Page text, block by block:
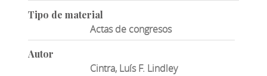
Tipo de material
Actas de congresos
Autor
Cintra, Luís F. Lindley